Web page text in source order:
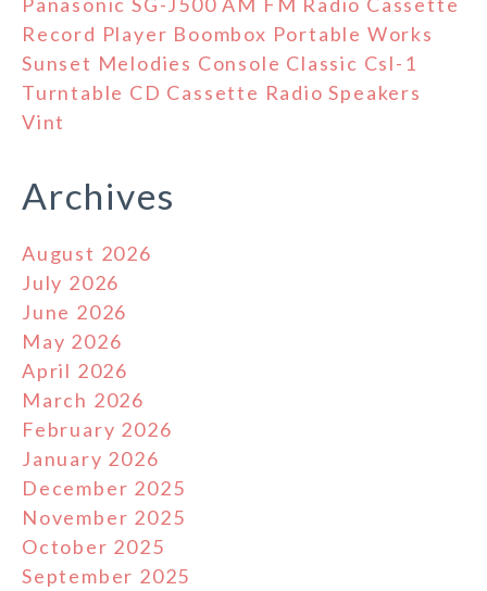
Record Player Boombox Portable Works
Sunset Melodies Console Classic Csl-1
Turntable CD Cassette Radio Speakers
Vint
Archives
August 2026
July 2026
June 2026
May 2026
April 2026
March 2026
February 2026
January 2026
December 2025
November 2025
October 2025
September 2025